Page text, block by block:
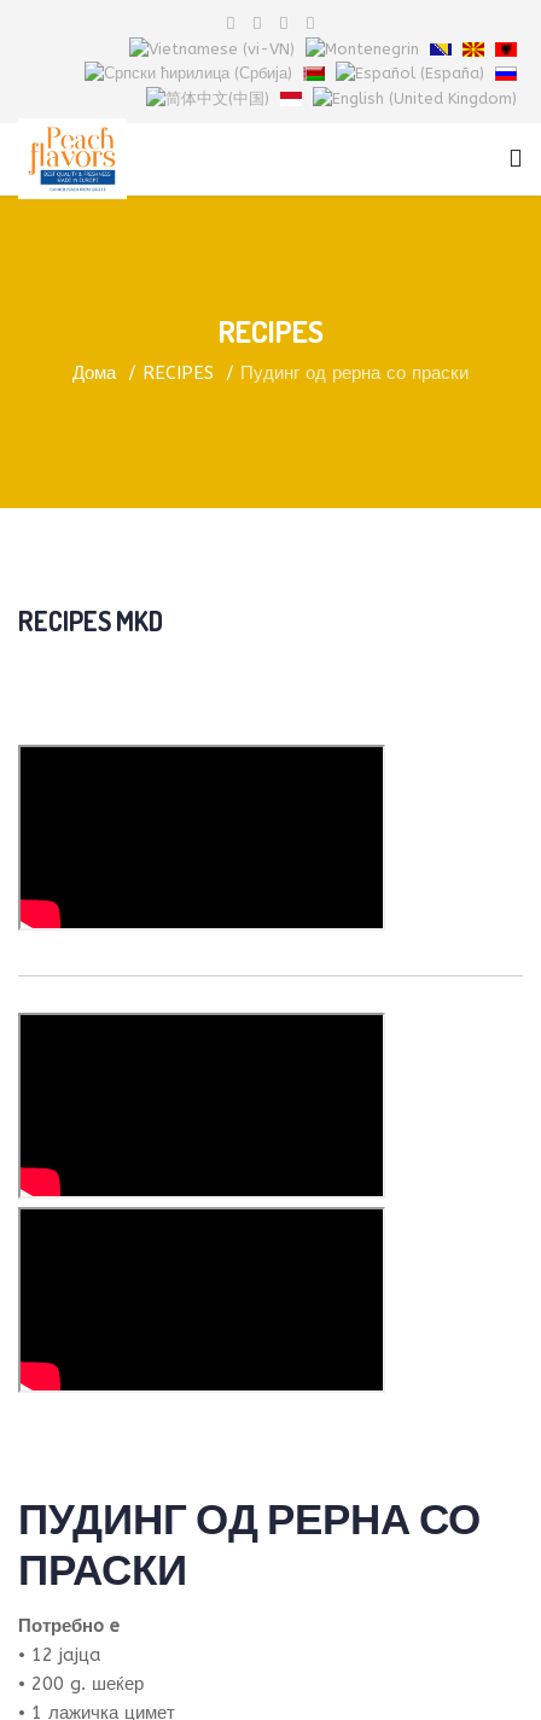
RECIPES
Дома RECIPES Пудинг од рерна со праски
RECIPES MKD
ПУДИНГ ОД РЕРНА СО
ПРАСКИ
Потребнo e
• 12 jajцa
• 200 g. шеќер
• 1 лажичка цимет